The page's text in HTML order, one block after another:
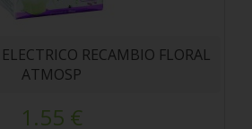
RECAMBIO FLORAL
ATMOSP
1.55 €